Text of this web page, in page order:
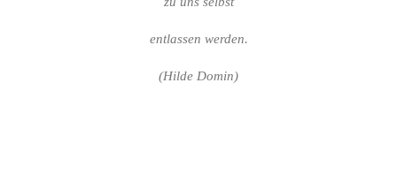
entlassen werden.
(Hilde Domin)